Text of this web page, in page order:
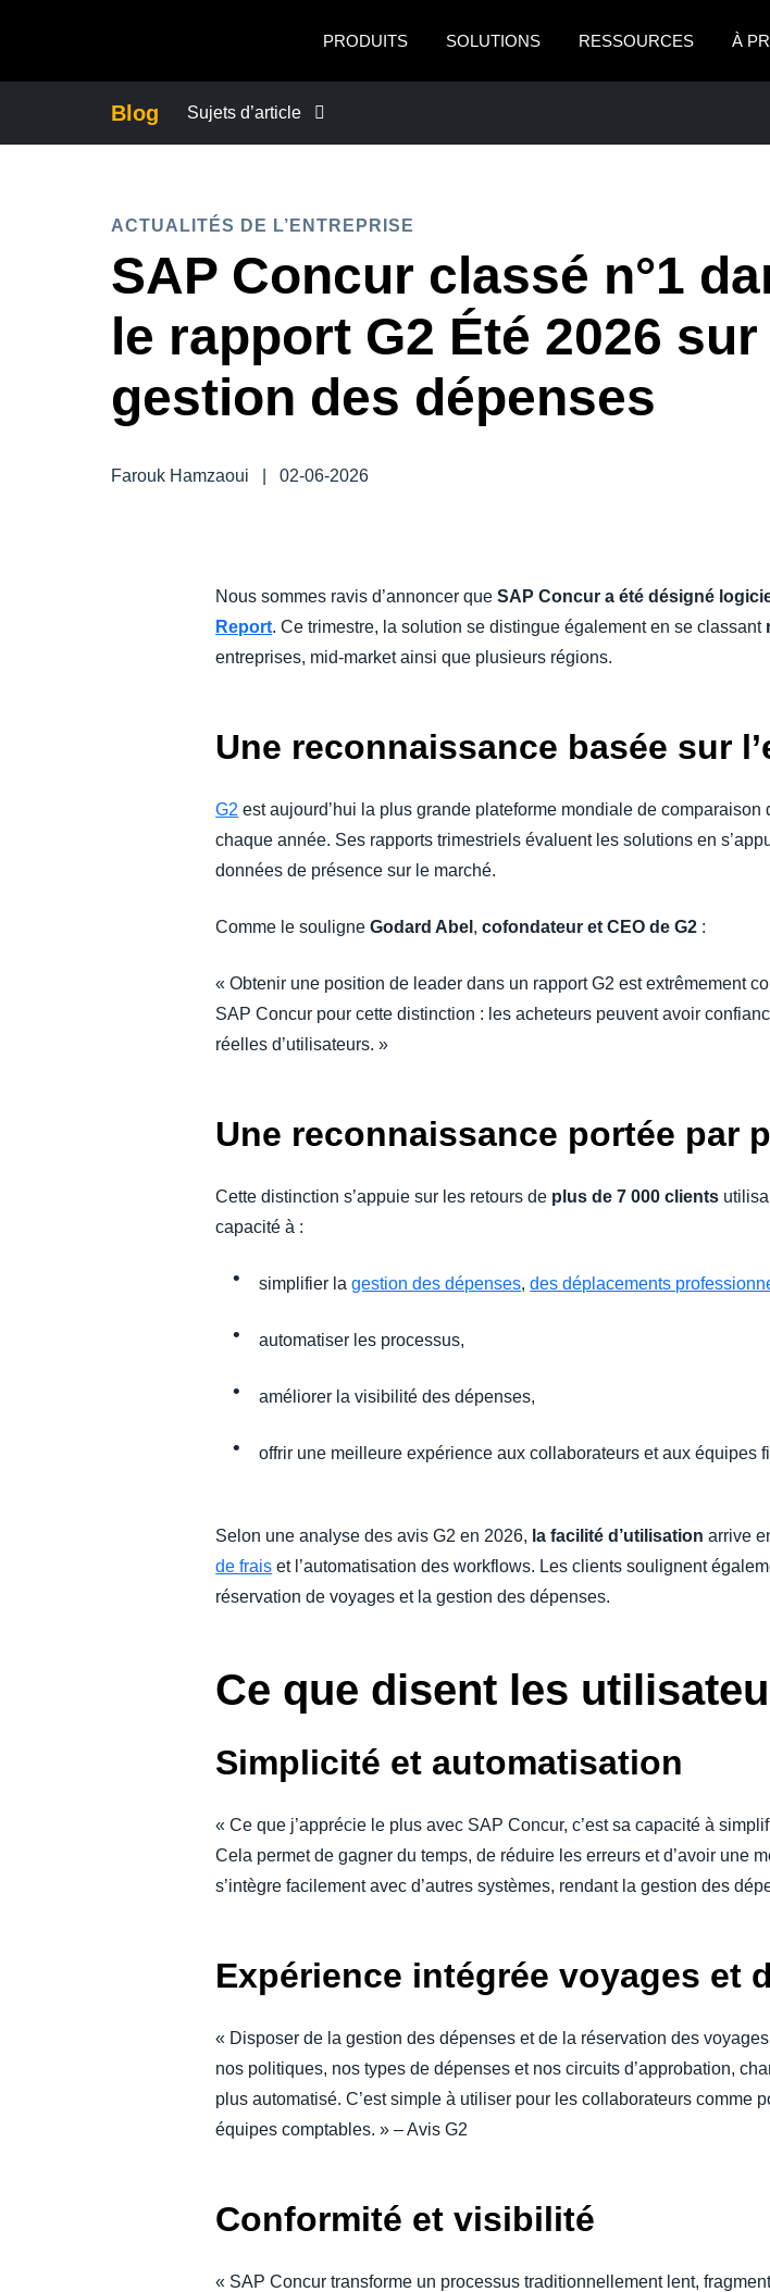
PRODUITS
SOLUTIONS RESSOURCES À
México (Español)
Brasil (Português)
Blog Sujets d’article
CONTINUITÉ DES AFFAIRES
FRAUDE ET CONFORMITÉ
ACTUALITÉS DE L’ENTREPRISE
SAP Concur classé n°1
le rapport G2 Été 2026 sur
gestion des dépenses
Farouk Hamzaoui
02-06-2026
Nous sommes ravis d’annoncer queSAP Concur a été désigné
Report. Ce trimestre, la solution se distingue également en se classant
entreprises, mid-market ainsi que plusieurs régions.
Une reconnaissance basée sur
G2 est aujourd’hui la plus grande plateforme mondiale de
chaque année. Ses rapports trimestriels évaluent les solutions en
données de présence sur le marché.
Comme le souligneGodard Abel ,cofondateur et CEO de G2 :
« Obtenir une position de leader dans un rapport G2 est extrêmement
SAP Concur pour cette distinction : les acheteurs peuvent avoir
réelles d’utilisateurs. »
Une reconnaissance portée par
Cette distinction s’appuie sur les retours de plus de 7 000 clients
capacité à :
simplifier lagestion des dépenses,des déplacements
automatiser les processus,
améliorer la visibilité des dépenses,
offrir une meilleure expérience aux collaborateurs et aux équipes
Selon une analyse des avis G2 en 2026, la facilité d’utilisation arrive
de frais et l’automatisation des workflows. Les clients soulignent
réservation de voyages et la gestion des dépenses.
Ce que disent les
Simplicité et automatisation
« Ce que j’apprécie le plus avec SAP Concur, c’est sa capacité à
Cela permet de gagner du temps, de réduire les erreurs et d’avoir une
s’intègre facilement avec d’autres systèmes, rendant la gestion des
Expérience intégrée voyages et
« Disposer de la gestion des dépenses et de la réservation des
nos politiques, nos types de dépenses et nos circuits d’approbation,
plus automatisé. C’est simple à utiliser pour les collaborateurs comme
équipes comptables. » – Avis G2
Conformité et visibilité
« SAP Concur transforme un processus traditionnellement lent,